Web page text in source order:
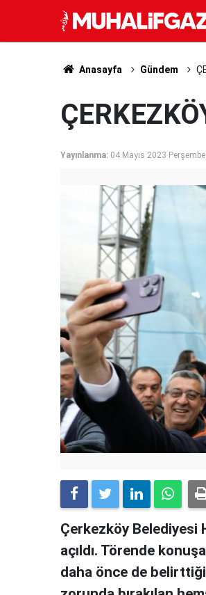
Anasayfa Gündem
Yayınlanma: 04 Mayıs 2023
Çerkezköy Belediyesi
açıldı. Törende
daha önce de